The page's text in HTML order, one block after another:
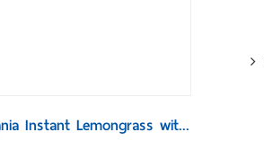
รายละเอียดเพิ่มเติม
Instant Lemongrass wit...